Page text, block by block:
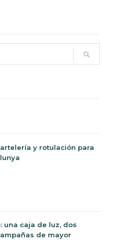
y rotulación para
una caja de luz, dos
de mayor